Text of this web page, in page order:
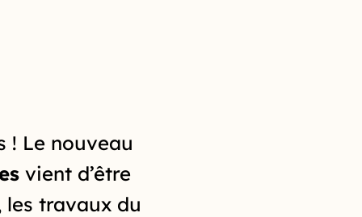
! Le nouveau
vient d’être
les travaux du